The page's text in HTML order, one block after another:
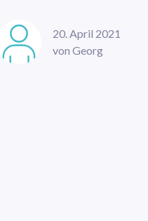
20. April 2021
von Georg